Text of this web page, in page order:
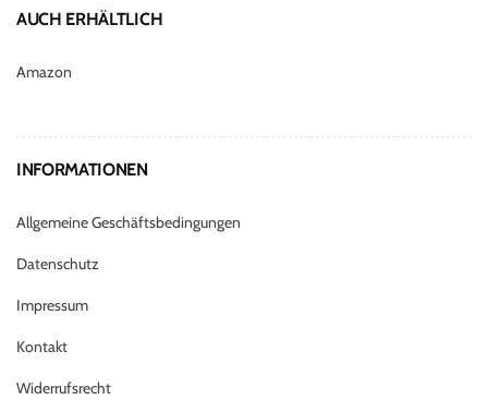
AUCH ERHÄLTLICH
Amazon
INFORMATIONEN
Allgemeine Geschäftsbedingungen
Datenschutz
Impressum
Kontakt
Widerrufsrecht